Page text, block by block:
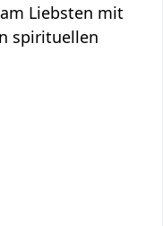
Liebsten mit
spirituellen